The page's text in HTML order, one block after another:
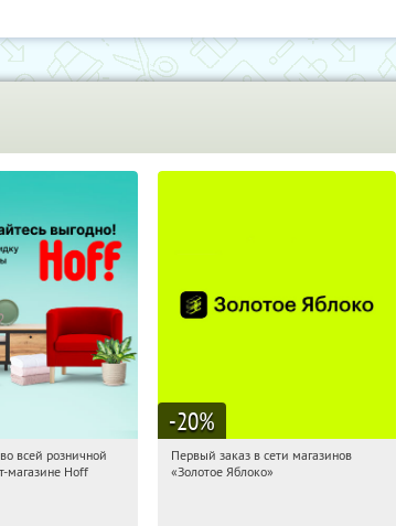
Получили:
всей розничной
магазине Hoff
-20%
04:40:32
Получи первым!
Первый заказ в сети магазинов
«Золотое Яблоко»